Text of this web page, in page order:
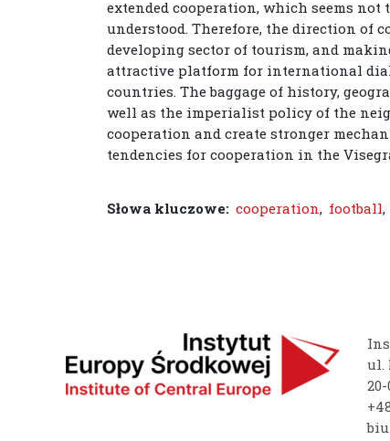
extended cooperation, which seems
understood. Therefore, the direction
developing sector of tourism, and
attractive platform for international
countries. The baggage of history,
well as the imperialist policy of the
cooperation and create stronger
tendencies for cooperation in the
Słowa kluczowe: cooperation, football,
ul.